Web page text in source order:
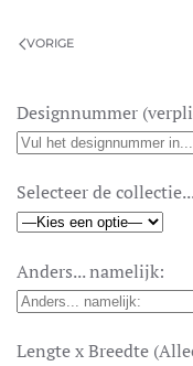
VORIGE
Designnummer
Selecteer de
Anders... namelijk:
Lengte x Breedte